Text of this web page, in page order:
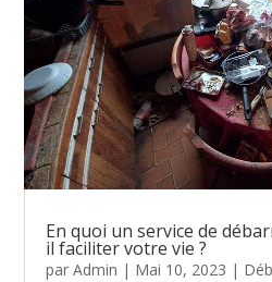
En quoi un service de
il faciliter votre vie ?
parAdmin | Mai 10, 2023 |